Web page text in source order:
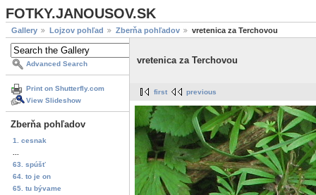
FOTKY.JANOUSOV.SK
Gallery Lojzov pohľad Zberňa pohľadov vretenica za Terchovou
Advanced Search
Print on Shutterfly.com
View Slideshow
Zberňa pohľadov
1. cesnak
63. spúšť
64. to je on
65. tu bývame
vretenica za Terchovou
first previous